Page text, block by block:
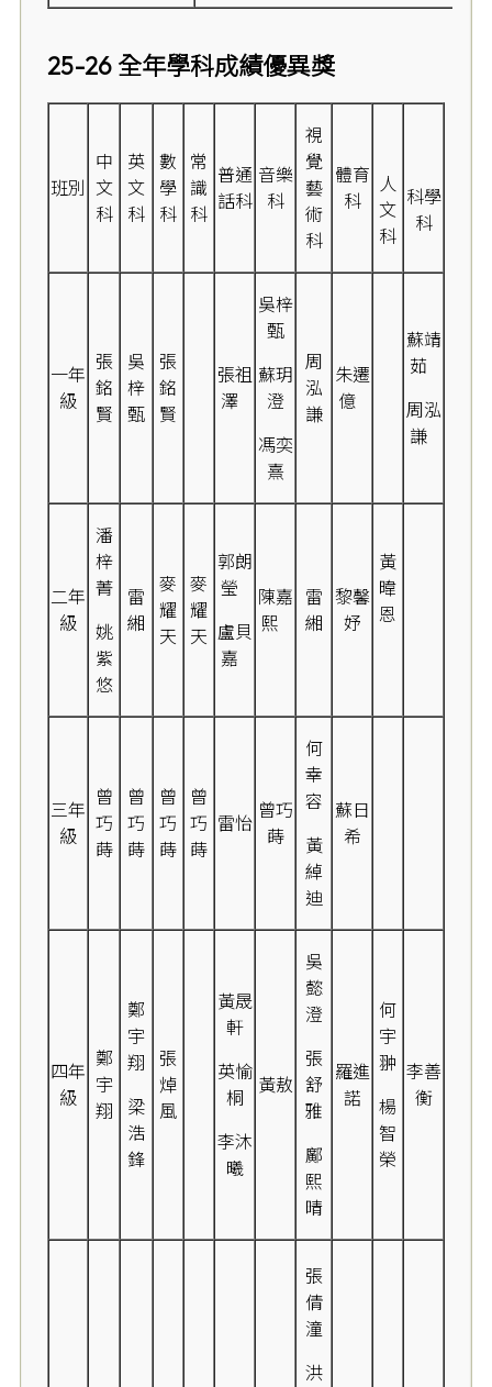
25-26 全年學科成績優異獎
班別
中
文
科
英
文
科
數
學
科
常
識
科
普通
話科
音樂
科
視
覺
藝
術
科
體育
科
人
文
科
科學
科
一年
級
張
銘
賢
吳
梓
甄
張
銘
賢
張祖
澤
吳梓
甄
蘇玥
澄
馮奕
熹
周
泓
謙
朱遷
億
蘇靖
茹
周泓
謙
二年
級
潘
梓
菁
姚
紫
悠
雷
緗
麥
耀
天
麥
耀
天
郭朗
瑩
盧貝
嘉
陳嘉
熙
雷
緗
黎馨
妤
黃
暐
恩
三年
級
曾
巧
蒔
曾
巧
蒔
曾
巧
蒔
曾
巧
蒔
雷怡
曾巧
蒔
何
幸
容
黃
綽
迪
蘇日
希
四年
級
鄭
宇
翔
鄭
宇
翔
梁
浩
鋒
張
焯
風
黃晟
軒
英愉
桐
李沐
曦
黃敖
吳
懿
澄
張
舒
雅
鄺
熙
晴
羅進
諾
何
宇
翀
楊
智
榮
李善
衡
張
倩
潼
洪